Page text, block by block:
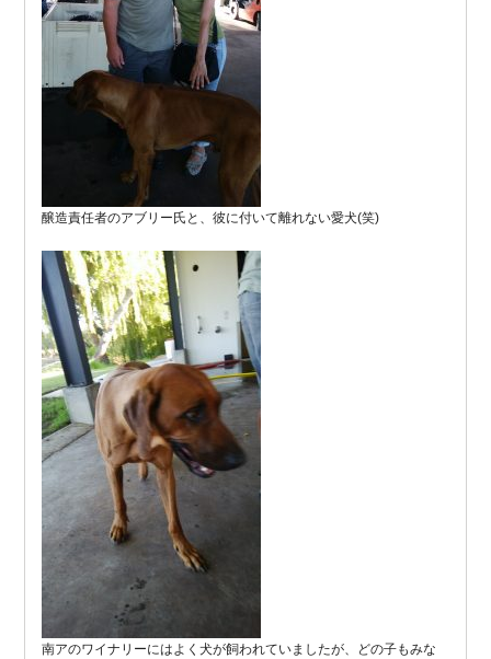
醸造責任者のアブリー氏と、彼に付いて離れない愛犬(笑)
南アのワイナリーにはよく犬が飼われていましたが、どの子もみな